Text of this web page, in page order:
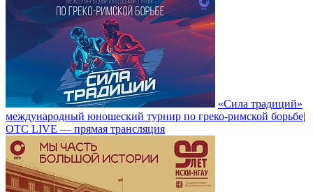
«Сила традиций»
международный юношеский турнир по греко-римской борьбе|
ОТС LIVE — прямая трансляция